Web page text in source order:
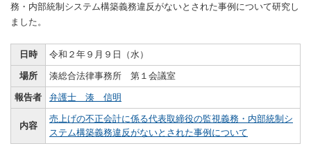
務・内部統制システム構築義務違反がないとされた事例について研究し
ました。
日時 令和２年９月９日（水）
場所 湊総合法律事務所 第１会議室
報告者 弁護士 湊 信明
内容
売上げの不正会計に係る代表取締役の監視義務・内部統制シ
ステム構築義務違反がないとされた事例について